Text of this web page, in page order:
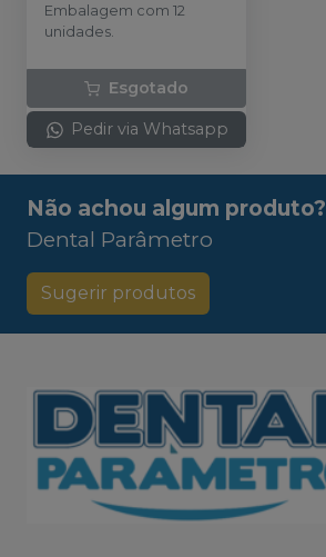
Embalagem com 12
unidades.
Esgotado
Pedir via Whatsapp
Não achou algum produto?
Dental Parâmetro
Sugerir produtos